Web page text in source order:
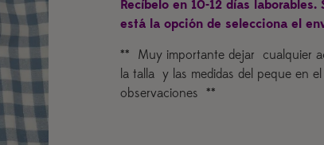
Recíbelo en 10-12 días
está la opción de selecciona el
** Muy importante dejar cualquier
la talla y las medidas del peque en
observaciones **